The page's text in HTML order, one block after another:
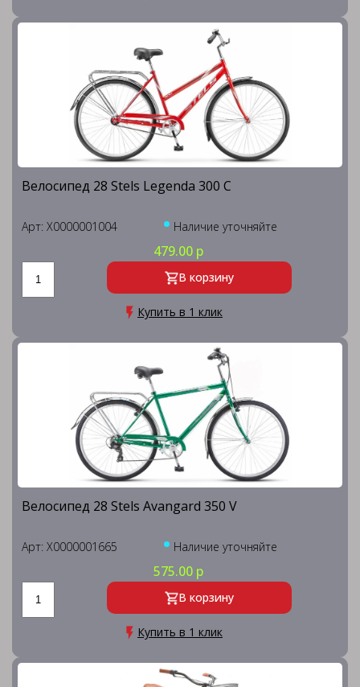
Велосипед 28 Stels Legenda 300 C
Арт: X0000001004 Наличие уточняйте
479.00 р
В корзину
Купить в 1 клик
Велосипед 28 Stels Avangard 350 V
Арт: X0000001665 Наличие уточняйте
575.00 р
В корзину
Купить в 1 клик